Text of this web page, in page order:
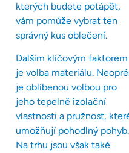
kterých budete potápět,
vám pomůže vybrat ten
správný kus oblečení.
Dalším klíčovým faktorem
je volba materiálu.
je oblíbenou volbou pro
jeho tepelně izolační
vlastnosti a pružnost,
umožňují pohodlný pohyb.
Na trhu jsou však také